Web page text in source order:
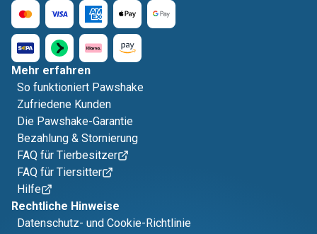
Mehr erfahren
So funktioniert Pawshake
Zufriedene Kunden
Die Pawshake-Garantie
Bezahlung & Stornierung
FAQ für Tierbesitzer
FAQ für Tiersitter
Hilfe
Rechtliche Hinweise
Datenschutz- und Cookie-Richtlinie